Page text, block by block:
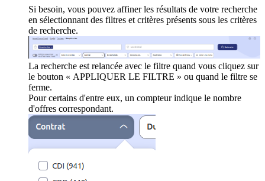
Si besoin, vous pouvez affiner les résultats de votre recherche
en sélectionnant des filtres et critères présents sous les critères
de recherche.
La recherche est relancée avec le filtre quand vous cliquez sur
le bouton « APPLIQUER LE FILTRE » ou quand le filtre se
ferme.
Pour certains d'entre eux, un compteur indique le nombre
d'offres correspondant.